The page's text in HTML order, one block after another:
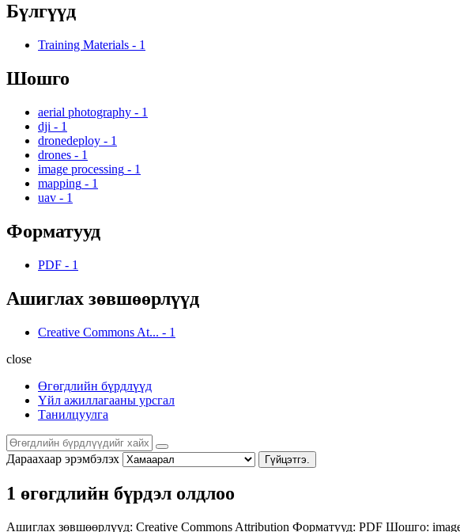
Бүлгүүд
Training Materials - 1
Шошго
aerial photography - 1
dji - 1
dronedeploy - 1
drones - 1
image processing - 1
mapping - 1
uav - 1
Форматууд
PDF - 1
Ашиглах зөвшөөрлүүд
Creative Commons At... - 1
close
Өгөгдлийн бүрдлүүд
Үйл ажиллагааны урсгал
Танилцуулга
Дараахаар эрэмбэлэх Гүйцэтгэ.
1 өгөгдлийн бүрдэл олдлоо
Ашиглах зөвшөөрлүүд: Creative Commons Attribution Форматууд: PDF Шошго: